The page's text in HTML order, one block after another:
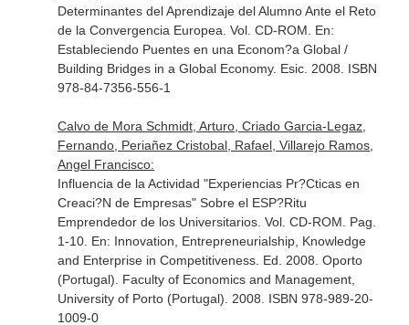
Determinantes del Aprendizaje del Alumno Ante el Reto
de la Convergencia Europea. Vol. CD-ROM. En:
Estableciendo Puentes en una Econom?a Global /
Building Bridges in a Global Economy. Esic. 2008. ISBN
978-84-7356-556-1
Calvo de Mora Schmidt, Arturo, Criado Garcia-Legaz,
Fernando, Periañez Cristobal, Rafael, Villarejo Ramos,
Angel Francisco:
Influencia de la Actividad "Experiencias Pr?Cticas en
Creaci?N de Empresas" Sobre el ESP?Ritu
Emprendedor de los Universitarios. Vol. CD-ROM. Pag.
1-10. En: Innovation, Entrepreneurialship, Knowledge
and Enterprise in Competitiveness. Ed. 2008. Oporto
(Portugal). Faculty of Economics and Management,
University of Porto (Portugal). 2008. ISBN 978-989-20-
1009-0